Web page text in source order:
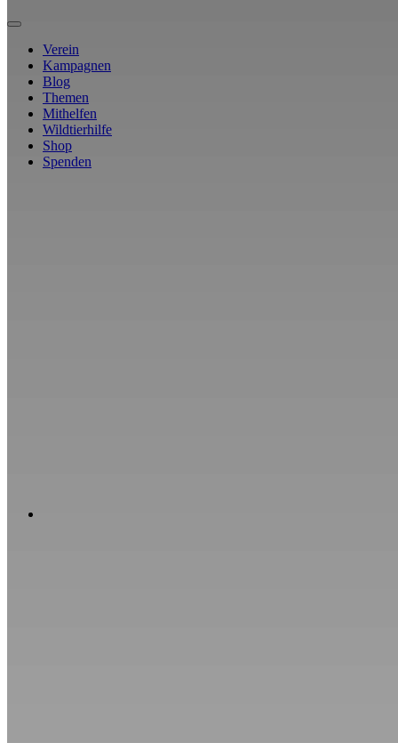
Verein
Kampagnen
Blog
Themen
Mithelfen
Wildtierhilfe
Shop
Spenden